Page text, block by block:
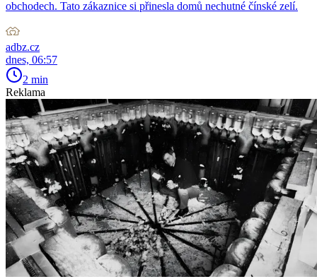
obchodech. Tato zákaznice si přinesla domů nechutné čínské zelí.
adbz.cz
dnes, 06:57
2 min
Reklama